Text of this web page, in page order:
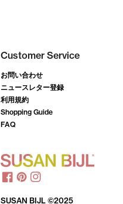
Customer Service
お問い合わせ
ニュースレター登録
利用規約
Shopping Guide
FAQ
SUSAN BIJL ©2025